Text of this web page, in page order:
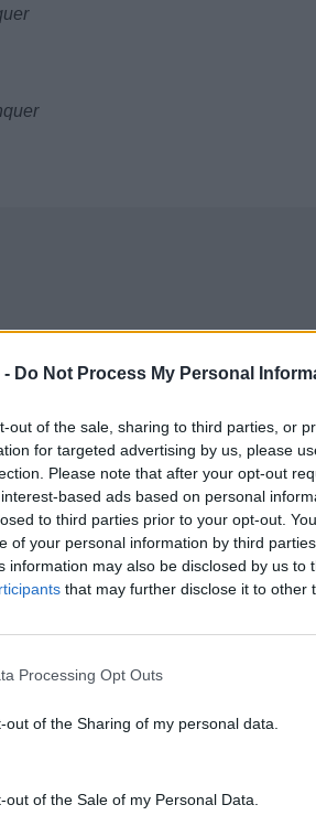
- Do Not Process My Personal
out of the sale, sharing to third parties, or
for targeted advertising by us, please
Please note that after your opt-out
based ads based on personal
to third parties prior to your opt-out.
of your personal information by third
information may also be disclosed by us to
that may further disclose it to other
Processing Opt Outs
out of the Sharing of my personal data.
out of the Sale of my Personal Data.